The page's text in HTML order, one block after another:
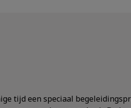
tijd een speciaal